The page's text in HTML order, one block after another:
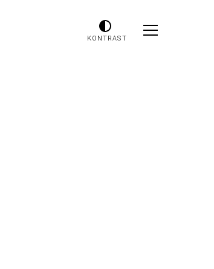
KONTRAST